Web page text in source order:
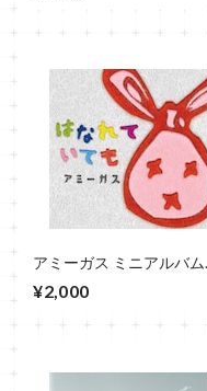
アミーガス ミニアルバム
¥2,000